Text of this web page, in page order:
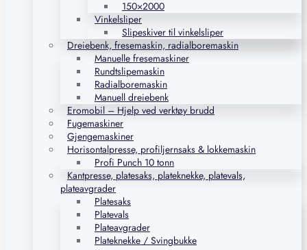
150×2000
Vinkelsliper
Slipeskiver til vinkelsliper
Dreiebenk, fresemaskin, radialboremaskin
Manuelle fresemaskiner
Rundtslipemaskin
Radialboremaskin
Manuell dreiebenk
Eromobil – Hjelp ved verktøy brudd
Fugemaskiner
Gjengemaskiner
Horisontalpresse, profiljernsaks & lokkemaskin
Profi Punch 10 tonn
Kantpresse, platesaks, plateknekke, platevals,
plateavgrader
Platesaks
Platevals
Plateavgrader
Plateknekke / Svingbukke